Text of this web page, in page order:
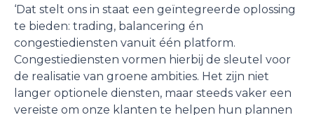
‘Dat stelt ons in staat een geïntegreerde oplossing
te bieden: trading, balancering én
congestiediensten vanuit één platform.
Congestiediensten vormen hierbij de sleutel voor
de realisatie van groene ambities. Het zijn niet
langer optionele diensten, maar steeds vaker een
vereiste om onze klanten te helpen hun plannen